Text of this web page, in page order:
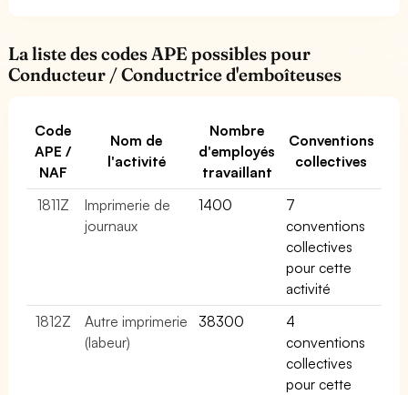
La liste des codes APE possibles pour
Conducteur / Conductrice d'emboîteuses
Code
APE /
NAF
Nom de
l'activité
Nombre
d'employés
travaillant
Conventions
collectives
1811Z
Imprimerie de
journaux
1400
7
conventions
collectives
pour cette
activité
1812Z
Autre imprimerie
(labeur)
38300
4
conventions
collectives
pour cette